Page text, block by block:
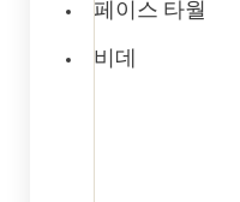
페이스 타월
비데